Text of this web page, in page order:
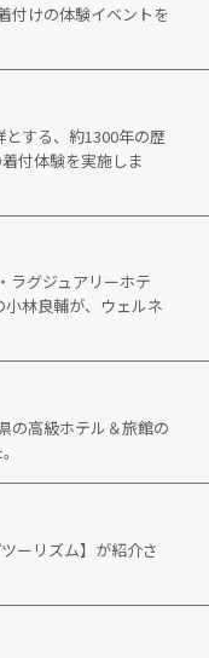
付けの体験イベントを
する、約1300年の歴
付体験を実施しま
ラグジュアリーホテ
林良輔が、ウェルネ
の高級ホテル＆旅館の
ーリズム】が紹介さ